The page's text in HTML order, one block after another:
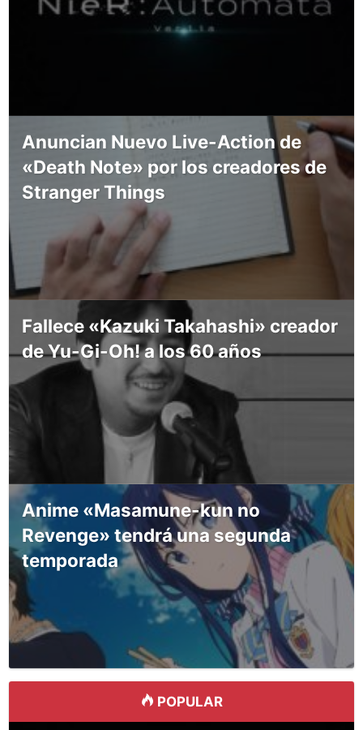
Anuncian Nuevo Live-Action de
«Death Note» por los creadores de
Stranger Things
Fallece «Kazuki Takahashi» creador
de Yu-Gi-Oh! a los 60 años
Anime «Masamune-kun no
Revenge» tendrá una segunda
temporada
POPULAR